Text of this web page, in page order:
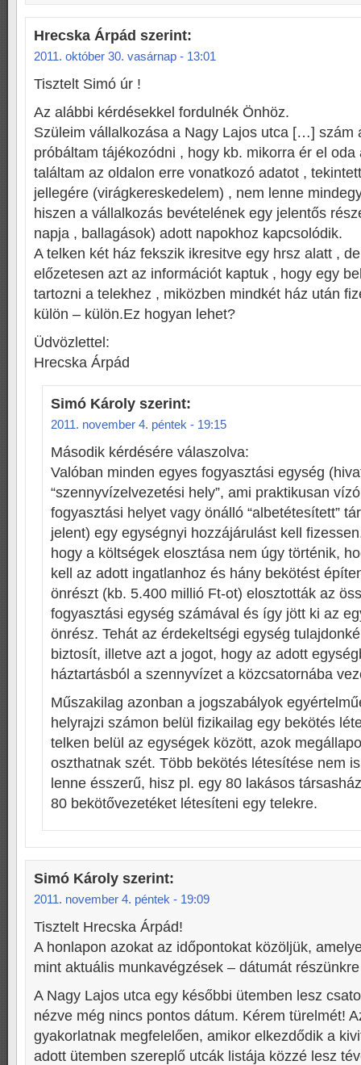
Hrecska Árpád szerint:
2011. október 30. vasárnap - 13:01
Tisztelt Simó úr !
Az alábbi kérdésekkel fordulnék Önhöz.
Szüleim vállalkozása a Nagy Lajos utca […] szám
próbáltam tájékozódni , hogy kb. mikorra ér el
találtam az oldalon erre vonatkozó adatot ,
jellegére (virágkereskedelem) , nem lenne
hiszen a vállalkozás bevételének egy jelentős
napja , ballagások) adott napokhoz kapcsolódik.
A telken két ház fekszik ikresitve egy hrsz alatt ,
előzetesen azt az információt kaptuk , hogy egy
tartozni a telekhez , miközben mindkét ház után
külön – külön.Ez hogyan lehet?
Üdvözlettel:
Hrecska Árpád
Simó Károly szerint:
2011. november 4. péntek - 19:15
Második kérdésére válaszolva:
Valóban minden egyes fogyasztási egység
“szennyvízelvezetési hely”, ami praktikusan
fogyasztási helyet vagy önálló “albetétesített”
jelent) egy egységnyi hozzájárulást kell
hogy a költségek elosztása nem úgy történik,
kell az adott ingatlanhoz és hány bekötést
önrészt (kb. 5.400 millió Ft-ot) elosztották az
fogyasztási egység számával és így jött ki az
önrész. Tehát az érdekeltségi egység
biztosít, illetve azt a jogot, hogy az adott
háztartásból a szennyvízet a közcsatornába
Műszakilag azonban a jogszabályok
helyrajzi számon belül fizikailag egy bekötés
telken belül az egységek között, azok
oszthatnak szét. Több bekötés létesítése nem
lenne ésszerű, hisz pl. egy 80 lakásos
80 bekötővezetéket létesíteni egy telekre.
Simó Károly szerint:
2011. november 4. péntek - 19:09
Tisztelt Hrecska Árpád!
A honlapon azokat az időpontokat közöljük,
mint aktuális munkavégzések – dátumát
A Nagy Lajos utca egy későbbi ütemben lesz
nézve még nincs pontos dátum. Kérem türelmét!
gyakorlatnak megfelelően, amikor elkezdődik a
adott ütemben szereplő utcák listája közzé lesz